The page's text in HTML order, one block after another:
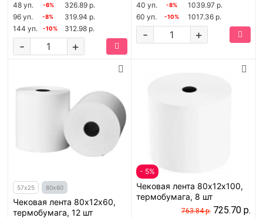
48 уп.
-6%
326.89 р.
96 уп.
-8%
319.94 р.
144 уп.
-10% 312.98 р.
+
-
40 уп.
-8%
1039.97 р.
60 уп.
-10% 1017.36 р.
+
-
57х25 80х60
Чековая лента 80х12х60,
термобумага, 12 шт
- 5%
Чековая лента 80х12х100,
термобумага, 8 шт
763.84 р. 725.70 р.